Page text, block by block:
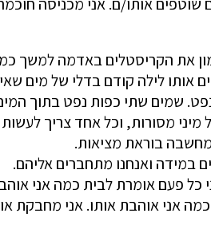
מיני מסורות, וכל אחד צריך
בוראת מציאות.
במידה ואנחנו מתחברים אליהם.
פעם אומרת לבית כמה אני
אני אוהבת אותו. אני מחבקת